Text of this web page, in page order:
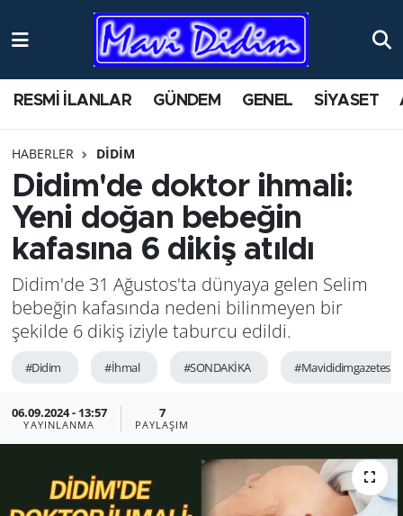
RESMİ İLANLAR GÜNDEM GENEL SİYASET
HABERLER DİDİM
Didim'de doktor ihmali:
Yeni doğan bebeğin
kafasına 6 dikiş atıldı
Didim'de 31 Ağustos'ta dünyaya gelen Selim
bebeğin kafasında nedeni bilinmeyen bir
şekilde 6 dikiş iziyle taburcu edildi.
#Didim #İhmal #SONDAKİKA #Mavididimgazetesi
06.09.2024 - 13:57
YAYINLANMA
7
PAYLAŞIM
ANTİK YERLER
AYDIN
BİLİM VE TEKNOLOJİ
ÇEVRE
EĞİTİM
EKONOMİ
GÜNDEM
HABERDE İNSAN
Nöbetçi Eczaneler
Namaz Vakitleri
Trafik Durumu
Süper Lig Puan Durumu ve Fikstür
Tüm Manşetler
Son Dakika Haberleri